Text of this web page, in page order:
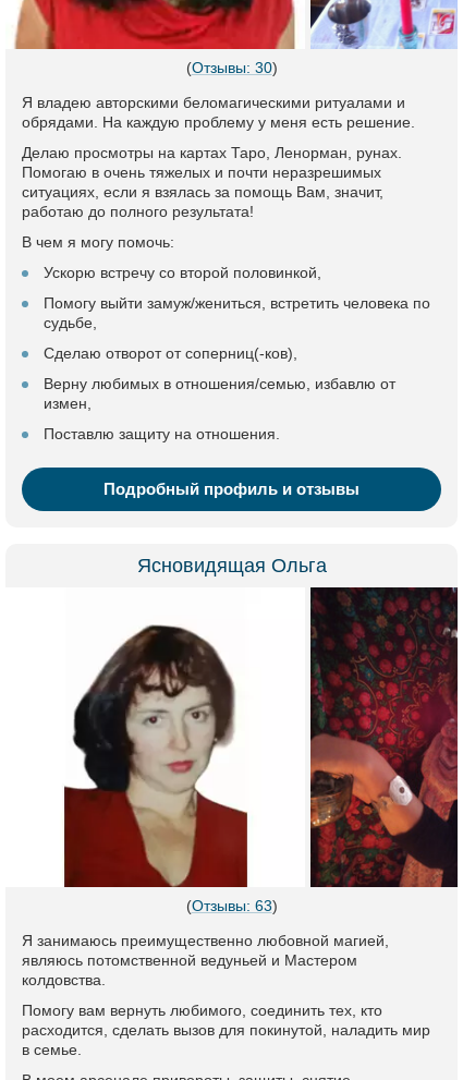
(Отзывы: 30)
Я владею авторскими беломагическими ритуалами и
обрядами. На каждую проблему у меня есть решение.
Делаю просмотры на картах Таро, Ленорман, рунах.
Помогаю в очень тяжелых и почти неразрешимых
ситуациях, если я взялась за помощь Вам, значит,
работаю до полного результата!
В чем я могу помочь:
Ускорю встречу со второй половинкой,
Помогу выйти замуж/жениться, встретить человека по
судьбе,
Сделаю отворот от соперниц(-ков),
Верну любимых в отношения/семью, избавлю от
измен,
Поставлю защиту на отношения.
Подробный профиль и отзывы
Ясновидящая Ольга
(Отзывы: 63)
Я занимаюсь преимущественно любовной магией,
являюсь потомственной ведуньей и Мастером
колдовства.
Помогу вам вернуть любимого, соединить тех, кто
расходится, сделать вызов для покинутой, наладить мир
в семье.